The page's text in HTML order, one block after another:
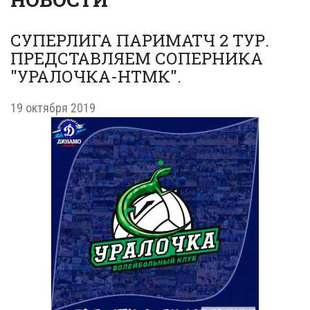
СУПЕРЛИГА ПАРИМАТЧ 2 ТУР.
ПРЕДСТАВЛЯЕМ СОПЕРНИКА
"УРАЛОЧКА-НТМК".
19 октября 2019